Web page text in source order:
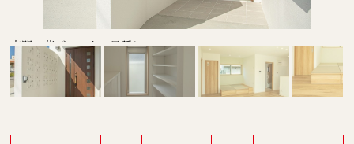
玄関 花ブロックで目隠し